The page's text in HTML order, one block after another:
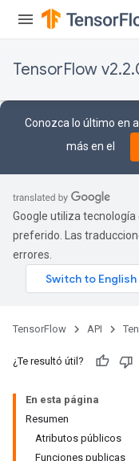
TensorFlow
Conozca lo último en
más en el
Google utiliza
preferido. Las
errores.
TensorFlow API
¿Te resultó útil?
En esta página
Resumen
Atributos públicos
Funciones publicas